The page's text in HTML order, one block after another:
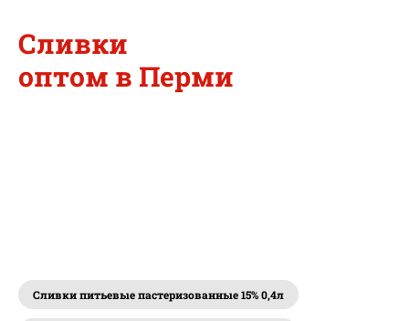
Сливки
оптом в Перми
Сливки питьевые пастеризованные 15% 0,4л